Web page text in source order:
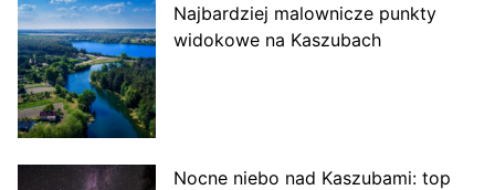
Najbardziej malownicze punkty
widokowe na Kaszubach
Nocne niebo nad Kaszubami: top